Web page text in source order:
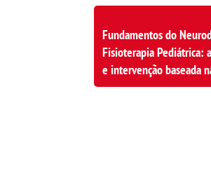
Fundamentos do
Fisioterapia Pediátrica:
e intervenção baseada